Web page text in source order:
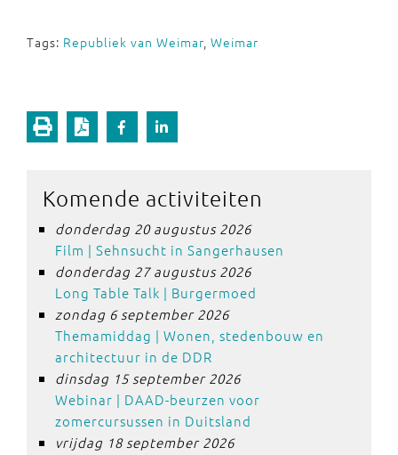
Tags: Republiek van Weimar, Weimar
Komende activiteiten
donderdag 20 augustus 2026
Film | Sehnsucht in Sangerhausen
donderdag 27 augustus 2026
Long Table Talk | Burgermoed
zondag 6 september 2026
Themamiddag | Wonen, stedenbouw en
architectuur in de DDR
dinsdag 15 september 2026
Webinar | DAAD-beurzen voor
zomercursussen in Duitsland
vrijdag 18 september 2026